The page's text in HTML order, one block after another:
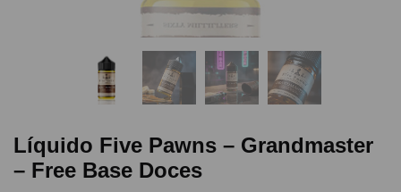
Líquido Five Pawns – Grandmaster
– Free Base Doces